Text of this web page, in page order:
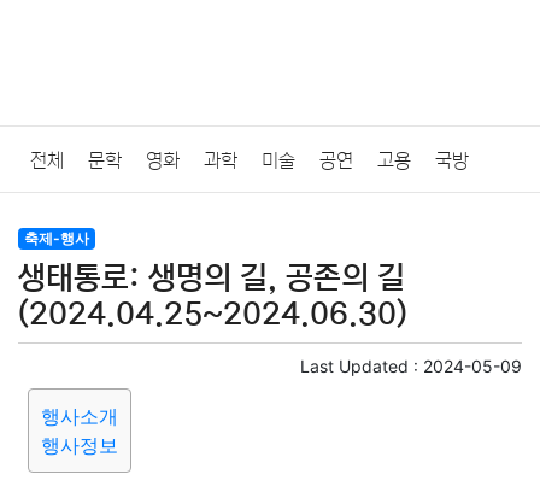
전체 문학 영화 과학 미술 공연 고용 국방
법률 음악
질병 가요 방송 일상 주식 암호화폐
미용 증권 인테리어
요리 상품리뷰
축제-행사
생태통로: 생명의 길, 공존의 길
(2024.04.25~2024.06.30)
Last Updated : 2024-05-09
행사소개
행사정보